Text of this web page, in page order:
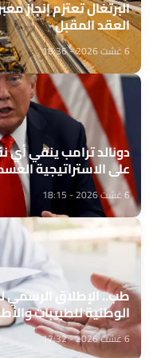
البرتغال تعتزم إنجاز
العقد المقبل
6 غشت 2026 - 18:36
دونالد ترامب ينفي أي
على الاستراتيجية
6 غشت 2026 - 18:15
طب.. الإطلاق الرسمي
الوطنية للطبيبات
6 غشت 2026 - 17:32